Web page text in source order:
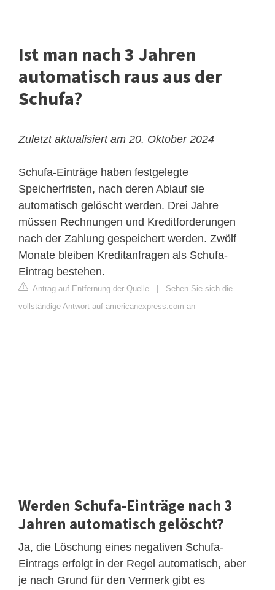
Ist man nach 3 Jahren
automatisch raus aus der
Schufa?
Zuletzt aktualisiert am 20. Oktober 2024
Schufa-Einträge haben festgelegte
Speicherfristen, nach deren Ablauf sie
automatisch gelöscht werden. Drei Jahre
müssen Rechnungen und Kreditforderungen
nach der Zahlung gespeichert werden. Zwölf
Monate bleiben Kreditanfragen als Schufa-
Eintrag bestehen.
Antrag auf Entfernung der Quelle
Sehen Sie sich die
vollständige Antwort auf americanexpress.com an
Werden Schufa-Einträge nach 3
Jahren automatisch gelöscht?
Ja, die Löschung eines negativen Schufa-
Eintrags erfolgt in der Regel automatisch, aber
je nach Grund für den Vermerk gibt es